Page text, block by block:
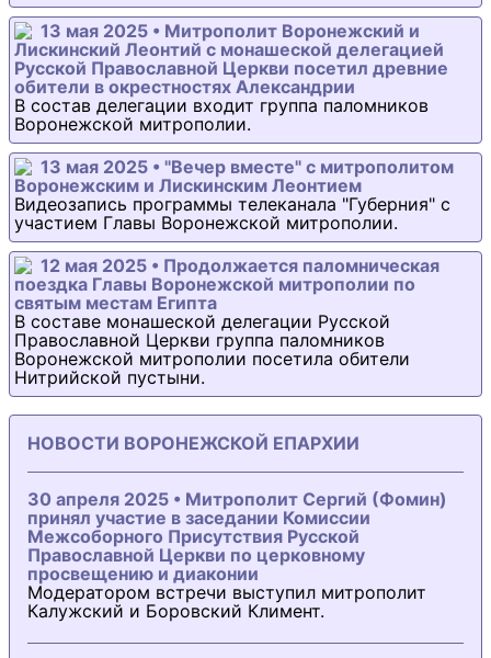
13 мая 2025 • Митрополит Воронежский и
Лискинский Леонтий с монашеской делегацией
Русской Православной Церкви посетил древние
обители в окрестностях Александрии
В состав делегации входит группа паломников
Воронежской митрополии.
13 мая 2025 • "Вечер вместе" с митрополитом
Воронежским и Лискинским Леонтием
Видеозапись программы телеканала "Губерния" с
участием Главы Воронежской митрополии.
12 мая 2025 • Продолжается паломническая
поездка Главы Воронежской митрополии по
святым местам Египта
В составе монашеской делегации Русской
Православной Церкви группа паломников
Воронежской митрополии посетила обители
Нитрийской пустыни.
НОВОСТИ ВОРОНЕЖСКОЙ ЕПАРХИИ
30 апреля 2025 • Митрополит Сергий (Фомин)
принял участие в заседании Комиссии
Межсоборного Присутствия Русской
Православной Церкви по церковному
просвещению и диаконии
Модератором встречи выступил митрополит
Калужский и Боровский Климент.